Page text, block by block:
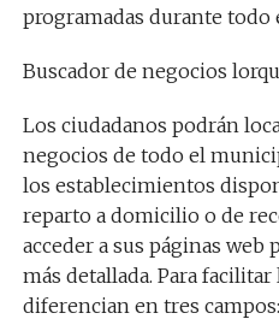
programadas durante todo
Buscador de negocios
Los ciudadanos podrán
negocios de todo el
los establecimientos
reparto a domicilio o de
acceder a sus páginas
más detallada. Para facilitar
diferencian en tres